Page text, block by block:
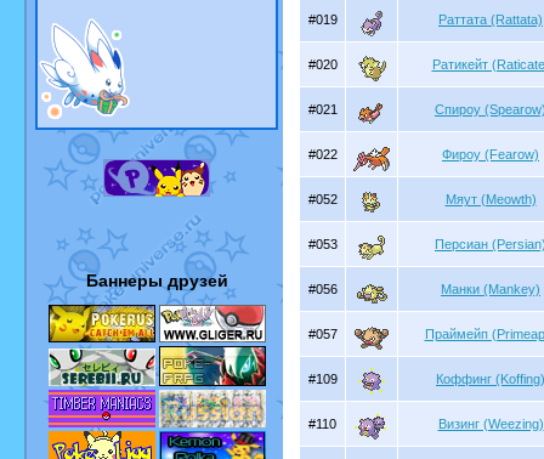
Баннеры друзей
#019 Раттата (Rattata)
#020 Ратикейт
#021 Спироу
#022 Фироу (Fearow)
#052 Мяут (Meowth)
#053 Персиан
#056 Манки (Mankey)
#057 Праймейп
#109 Коффинг (Koffing)
#110 Визинг (Weezing)